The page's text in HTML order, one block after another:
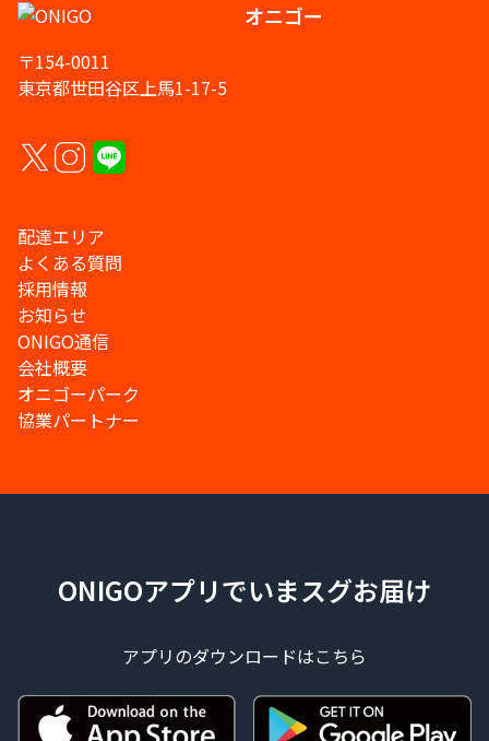
オニゴー
〒154-0011
東京都世田谷区上馬1-17-5
配達エリア
よくある質問
採用情報
お知らせ
ONIGO通信
会社概要
オニゴーパーク
協業パートナー
ONIGOアプリでいまスグお届け
アプリのダウンロードはこちら